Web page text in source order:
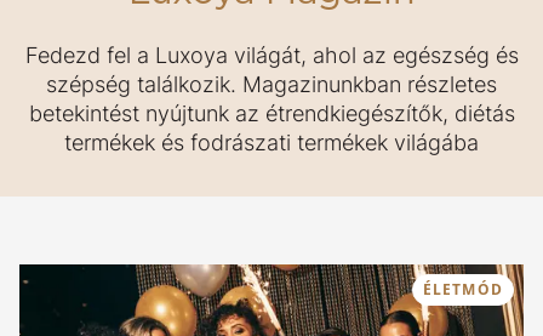
Fedezd fel a Luxoya világát, ahol az egészség és
szépség találkozik. Magazinunkban részletes
betekintést nyújtunk az étrendkiegészítők, diétás
termékek és fodrászati termékek világába
ÉLETMÓD